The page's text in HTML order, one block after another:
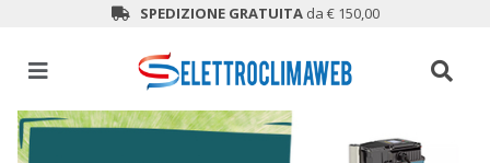
SPEDIZIONE GRATUITAda € 150,00